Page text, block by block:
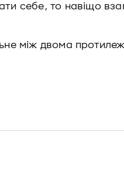
себе, то навіщо
між двома